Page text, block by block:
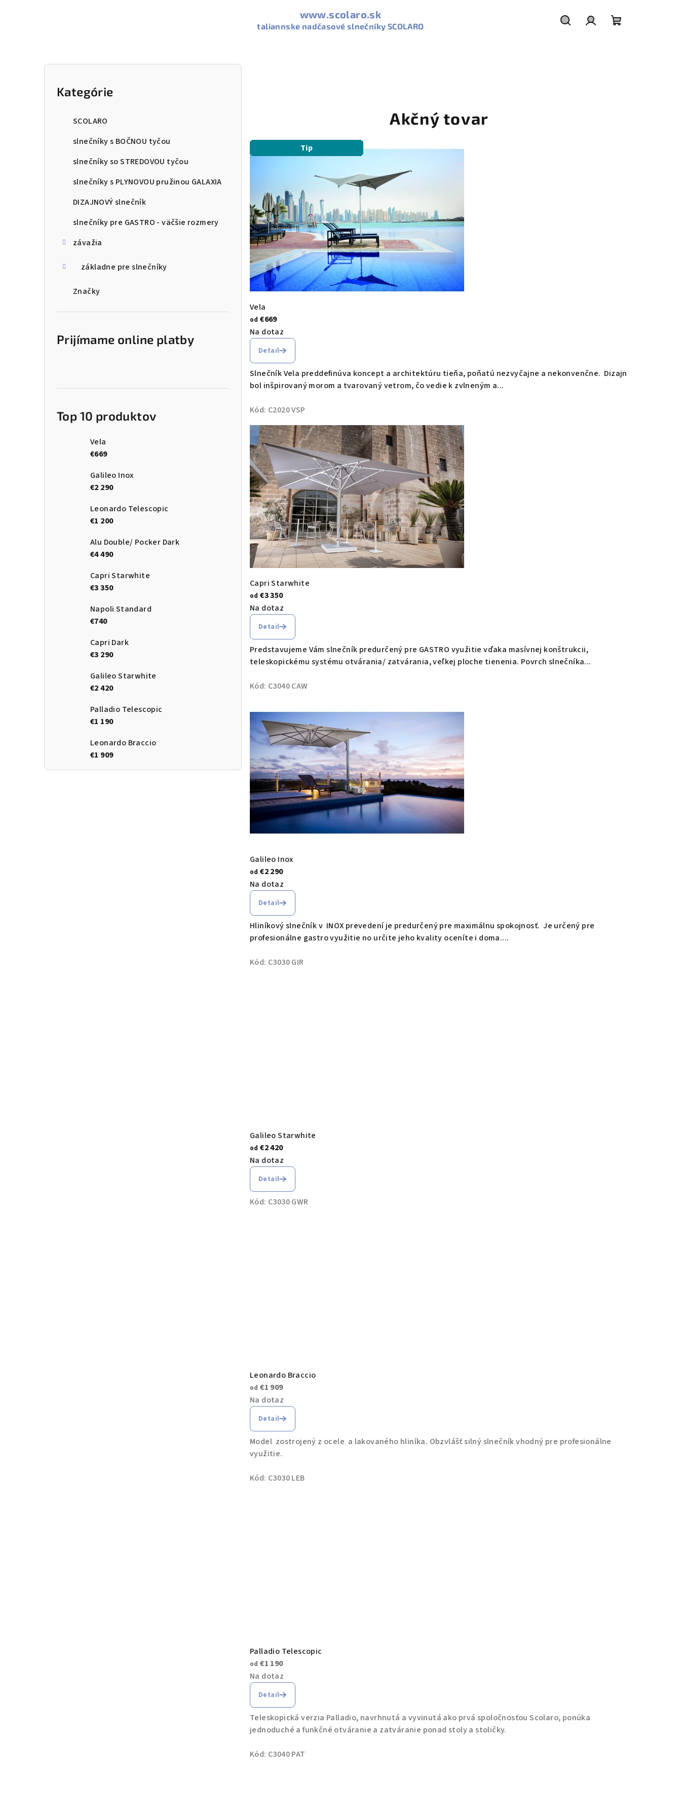
www.scolaro.sk
taliannske nadčasové slnečníky SCOLARO
B
Preskočiť
kategórie
Kategórie
SCOLARO
slnečníky s BOČNOU tyčou
slnečníky so STREDOVOU tyčou
slnečníky s PLYNOVOU pružinou GALAXIA
DIZAJNOVÝ slnečník
slnečníky pre GASTRO - väčšie rozmery
závažia
základne pre slnečníky
Značky
Prijímame online platby
Top 10 produktov
Vela
€669
Galileo Inox
€2 290
Leonardo Telescopic
€1 200
Alu Double/ Pocker Dark
€4 490
Capri Starwhite
€3 350
Napoli Standard
€740
Capri Dark
€3 290
Galileo Starwhite
€2 420
Palladio Telescopic
€1 190
Leonardo Braccio
€1 909
O
L
A
R
O
Akčný tovar
Akcia
Vela
od €669
Na dotaz
Detail
Slnečník Vela preddefinúva koncept a architektúru tieňa, poňatú nezvyčajne a nekonvenčne. Dizajn
bol inšpirovaný morom a tvarovaný vetrom, čo vedie k zvlneným a...
Kód: C2020 VSP
Tip
Capri Starwhite
od €3 350
Na dotaz
Detail
Predstavujeme Vám slnečník predurčený pre GASTRO využitie vďaka masívnej konštrukcii,
teleskopickému systému otvárania/ zatvárania, veľkej ploche tienenia. Povrch slnečníka...
Kód: C3040 CAW
Tip
Galileo Inox
od €2 290
Na dotaz
Detail
Hliníkový slnečník v INOX prevedení je predurčený pre maximálnu spokojnosť. Je určený pre
profesionálne gastro využitie no určite jeho kvality oceníte i doma....
Kód: C3030 GIR
Tip
Galileo Starwhite
od €2 420
Na dotaz
Detail
Kód: C3030 GWR
Tip
Leonardo Braccio
od €1 909
Na dotaz
Detail
Model zostrojený z ocele a lakovaného hliníka. Obzvlášť silný slnečník vhodný pre profesionálne
využitie.
Kód: C3030 LEB
Tip
Palladio Telescopic
od €1 190
Na dotaz
Detail
Teleskopická verzia Palladio, navrhnutá a vyvinutá ako prvá spoločnosťou Scolaro, ponúka
jednoduché a funkčné otváranie a zatváranie ponad stoly a stoličky.
Kód: C3040 PAT
Tip
Tip
Tip
Tip